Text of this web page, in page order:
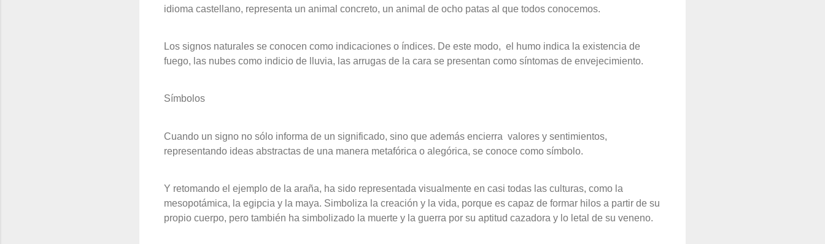
idioma castellano, representa un animal concreto, un animal de ocho patas al que todos conocemos.
Los signos naturales se conocen como indicaciones o índices. De este modo, el humo indica la existencia de
fuego, las nubes como indicio de lluvia, las arrugas de la cara se presentan como síntomas de envejecimiento.
Símbolos
Cuando un signo no sólo informa de un significado, sino que además encierra valores y sentimientos,
representando ideas abstractas de una manera metafórica o alegórica, se conoce como símbolo.
Y retomando el ejemplo de la araña, ha sido representada visualmente en casi todas las culturas, como la
mesopotámica, la egipcia y la maya. Simboliza la creación y la vida, porque es capaz de formar hilos a partir de su
propio cuerpo, pero también ha simbolizado la muerte y la guerra por su aptitud cazadora y lo letal de su veneno.